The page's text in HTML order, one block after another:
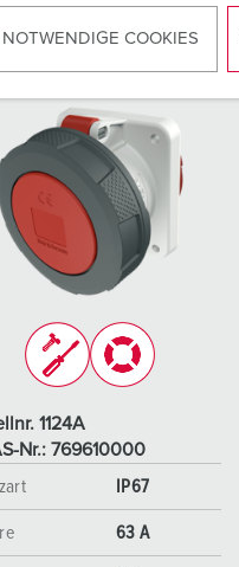
COOKIES
1124A
Nr.: 769610000
IP67
63 A